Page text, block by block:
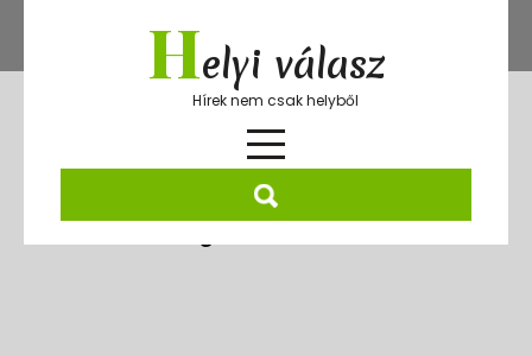
content
Helyi válasz
Hírek nem csak helyből
Kategória:Otthon